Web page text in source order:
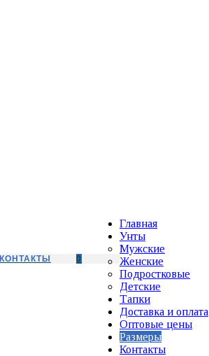
КОНТАКТЫ 0
Главная
Унты
Мужские
Женские
Подростковые
Детские
Тапки
Доставка и оплата
Оптовые цены
Размеры
Контакты